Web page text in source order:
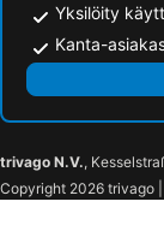
Yksilöity
Kanta-
trivago N.V.,
Copyright 2026 trivago